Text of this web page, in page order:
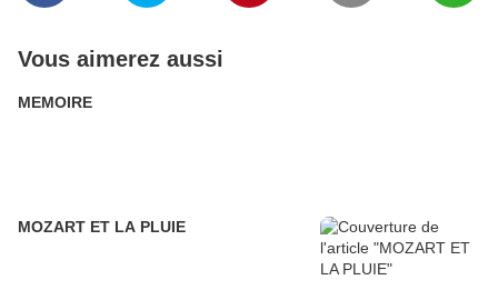
Vous aimerez aussi
MEMOIRE
MOZART ET LA PLUIE